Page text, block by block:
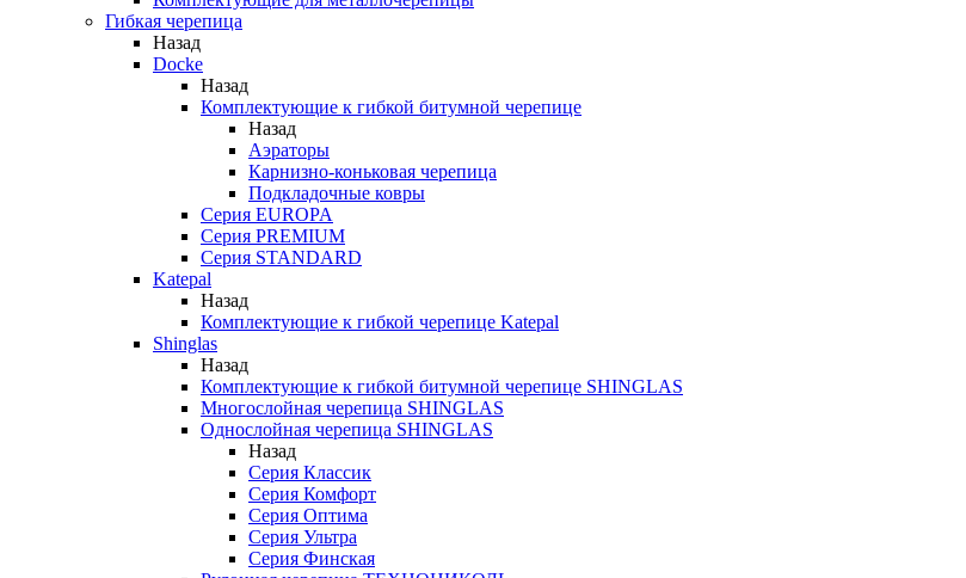
Гибкая черепица
Назад
Docke
Назад
Комплектующие к гибкой битумной черепице
Назад
Аэраторы
Карнизно-коньковая черепица
Подкладочные ковры
Серия EUROPA
Серия PREMIUM
Серия STANDARD
Katepal
Назад
Комплектующие к гибкой черепице Katepal
Shinglas
Назад
Комплектующие к гибкой битумной черепице SHINGLAS
Многослойная черепица SHINGLAS
Однослойная черепица SHINGLAS
Назад
Серия Классик
Серия Комфорт
Серия Оптима
Серия Ультра
Серия Финская